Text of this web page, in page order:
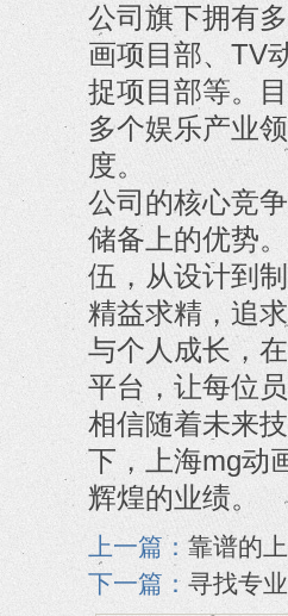
公司旗下拥有
画项目部、TV
捉项目部等。
多个娱乐产业
度。
公司的核心竞
储备上的优势
伍，从设计到
精益求精，追
与个人成长，
平台，让每位
相信随着未来
下，上海mg动
辉煌的业绩。
上一篇： 靠谱的
下一篇： 寻找专